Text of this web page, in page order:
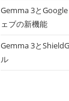
Gemma 3と
ェブの新機能
Gemma 3と
ル